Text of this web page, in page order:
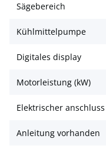
Sägebereich
Kühlmittelpumpe
Digitales display
Motorleistung (kW)
Elektrischer anschluss
Anleitung vorhanden